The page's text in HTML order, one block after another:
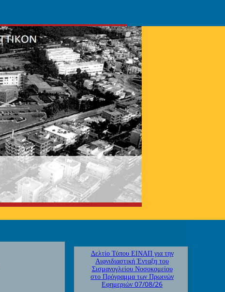
Δελτίο Τύπου ΕΙΝΑΠ για την
Αιφνιδιαστική Ένταξη του
Σισμανογλείου Νοσοκομείου
στο Πρόγραμμα των Πρωινών
Εφημεριών 07/08/26